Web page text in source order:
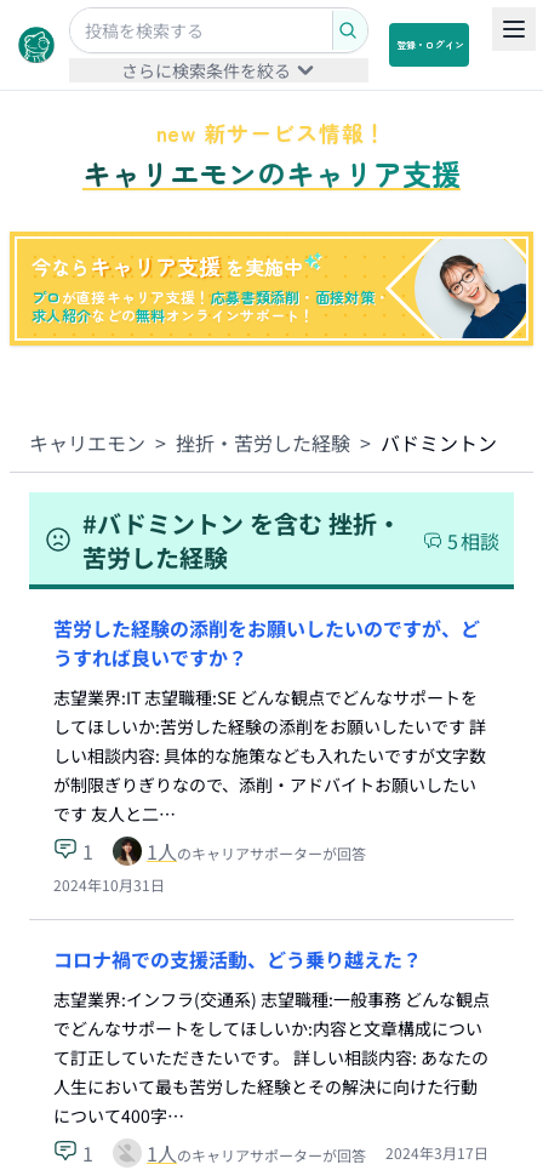
さらに検索条件を絞る
登録・ログイン
new 新サービス情報！
キャリエモンのキャリア支援
今なら キャリア支援 を実施中
プロが直接キャリア支援！応募書類添削 ・ 面接対策・
求人紹介などの無料オンラインサポート！
キャリエモン > 挫折・苦労した経験 > バドミントン
#バドミントン を含む 挫折・
苦労した経験
5相談
苦労した経験の添削をお願いしたいのですが、ど
うすれば良いですか？
志望業界:IT 志望職種:SE どんな観点でどんなサポートを
してほしいか:苦労した経験の添削をお願いしたいです 詳
しい相談内容: 具体的な施策なども入れたいですが文字数
が制限ぎりぎりなので、添削・アドバイトお願いしたい
です 友人と二…
1 1人のキャリアサポーターが回答
2024年10月31日
コロナ禍での支援活動、どう乗り越えた？
志望業界:インフラ(交通系) 志望職種:一般事務 どんな観点
でどんなサポートをしてほしいか:内容と文章構成につい
て訂正していただきたいです。 詳しい相談内容: あなたの
人生において最も苦労した経験とその解決に向けた行動
について400字…
1 1人のキャリアサポーターが回答 2024年3月17日